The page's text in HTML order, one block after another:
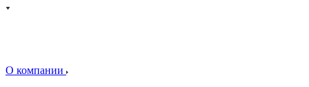
О компании